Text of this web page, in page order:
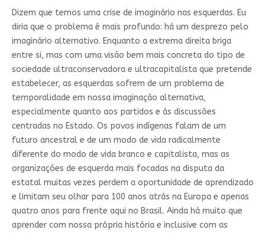
Dizem que temos uma crise de imaginário nas esquerdas. Eu
diria que o problema é mais profundo: há um desprezo pelo
imaginário alternativo. Enquanto a extrema direita briga
entre si, mas com uma visão bem mais concreta do tipo de
sociedade ultraconservadora e ultracapitalista que pretende
estabelecer, as esquerdas sofrem de um problema de
temporalidade em nossa imaginação alternativa,
especialmente quanto aos partidos e às discussões
centradas no Estado. Os povos indígenas falam de um
futuro ancestral e de um modo de vida radicalmente
diferente do modo de vida branco e capitalista, mas as
organizações de esquerda mais focadas na disputa da
estatal muitas vezes perdem a oportunidade de aprendizado
e limitam seu olhar para 100 anos atrás na Europa e apenas
quatro anos para frente aqui no Brasil. Ainda há muito que
aprender com nossa própria história e inclusive com as